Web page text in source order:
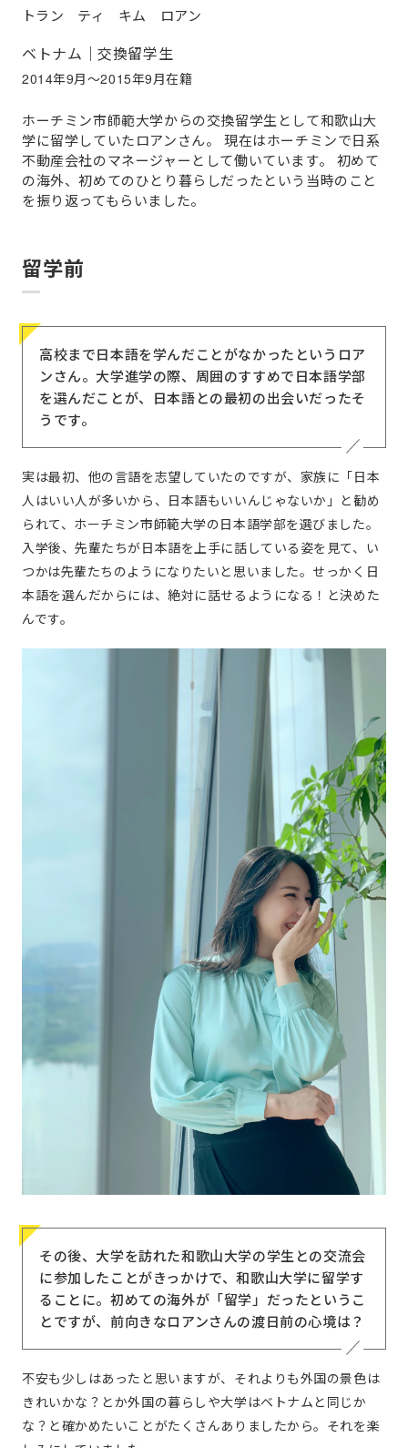
トラン ティ キム ロアン
ベトナム｜交換留学生
2014年9月～2015年9月在籍
ホーチミン市師範大学からの交換留学生として和歌山大
学に留学していたロアンさん。 現在はホーチミンで日系
不動産会社のマネージャーとして働いています。 初めて
の海外、初めてのひとり暮らしだったという当時のこと
を振り返ってもらいました。
留学前
高校まで日本語を学んだことがなかったというロア
ンさん。大学進学の際、周囲のすすめで日本語学部
を選んだことが、日本語との最初の出会いだったそ
うです。
実は最初、他の言語を志望していたのですが、家族に「日本
人はいい人が多いから、日本語もいいんじゃないか」と勧め
られて、ホーチミン市師範大学の日本語学部を選びました。
入学後、先輩たちが日本語を上手に話している姿を見て、い
つかは先輩たちのようになりたいと思いました。せっかく日
本語を選んだからには、絶対に話せるようになる！と決めた
んです。
その後、大学を訪れた和歌山大学の学生との交流会
に参加したことがきっかけで、和歌山大学に留学す
ることに。初めての海外が「留学」だったというこ
とですが、前向きなロアンさんの渡日前の心境は？
不安も少しはあったと思いますが、それよりも外国の景色は
きれいかな？とか外国の暮らしや大学はベトナムと同じか
な？と確かめたいことがたくさんありましたから。それを楽